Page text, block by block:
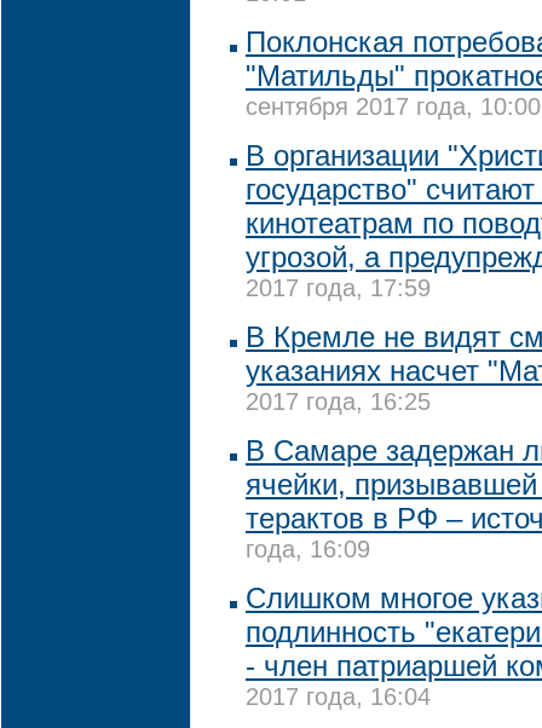
Поклонская
"Матильды"
сентября 2017 года, 10:00
В организации
государство"
кинотеатрам по
угрозой, а
2017 года, 17:59
В Кремле не видят
указаниях насчет
2017 года, 16:25
В Самаре задержан
ячейки,
терактов в РФ –
года, 16:09
Слишком многое
подлинность
- член патриаршей
2017 года, 16:04